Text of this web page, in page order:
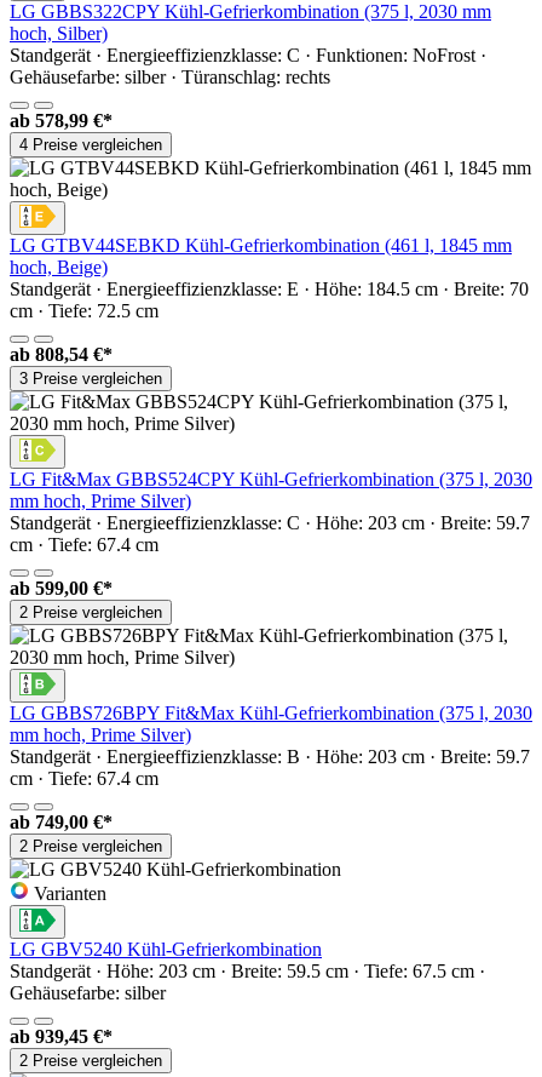
LG GBBS322CPY Kühl-Gefrierkombination (375 l, 2030 mm
hoch, Silber)
Standgerät · Energieeffizienzklasse: C · Funktionen: NoFrost ·
Gehäusefarbe: silber · Türanschlag: rechts
ab 578,99 €*
4 Preise vergleichen
LG GTBV44SEBKD Kühl-Gefrierkombination (461 l, 1845 mm
hoch, Beige)
Standgerät · Energieeffizienzklasse: E · Höhe: 184.5 cm · Breite: 70
cm · Tiefe: 72.5 cm
ab 808,54 €*
3 Preise vergleichen
LG Fit&Max GBBS524CPY Kühl-Gefrierkombination (375 l, 2030
mm hoch, Prime Silver)
Standgerät · Energieeffizienzklasse: C · Höhe: 203 cm · Breite: 59.7
cm · Tiefe: 67.4 cm
ab 599,00 €*
2 Preise vergleichen
LG GBBS726BPY Fit&Max Kühl-Gefrierkombination (375 l, 2030
mm hoch, Prime Silver)
Standgerät · Energieeffizienzklasse: B · Höhe: 203 cm · Breite: 59.7
cm · Tiefe: 67.4 cm
ab 749,00 €*
2 Preise vergleichen
Varianten
LG GBV5240 Kühl-Gefrierkombination
Standgerät · Höhe: 203 cm · Breite: 59.5 cm · Tiefe: 67.5 cm ·
Gehäusefarbe: silber
ab 939,45 €*
2 Preise vergleichen